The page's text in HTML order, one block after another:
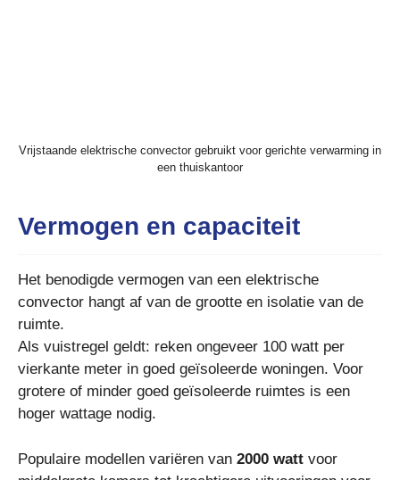
Vrijstaande elektrische convector gebruikt voor gerichte verwarming in
een thuiskantoor
Vermogen en capaciteit
Het benodigde vermogen van een elektrische
convector hangt af van de grootte en isolatie van de
ruimte.
Als vuistregel geldt: reken ongeveer 100 watt per
vierkante meter in goed geïsoleerde woningen. Voor
grotere of minder goed geïsoleerde ruimtes is een
hoger wattage nodig.
Populaire modellen variëren van 2000 watt voor